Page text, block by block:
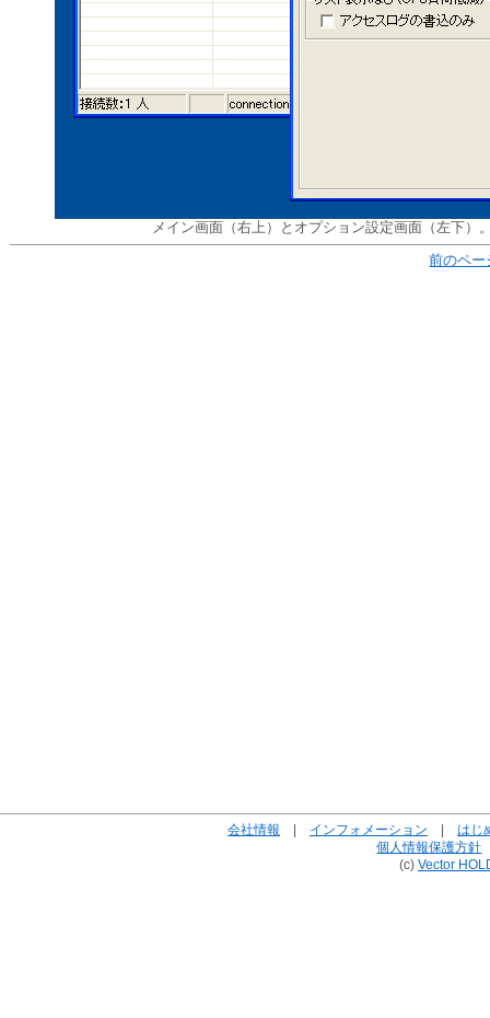
メイン画面（右上）とオプション設定画面（左下
前のペー
会社情報 | インフォメーション | はじ
個人情報保護方針
(c) Vector